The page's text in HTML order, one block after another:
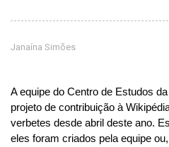
Janaína Simões
A equipe do Centro de Estudos
projeto de contribuição à
verbetes desde abril deste ano.
eles foram criados pela equipe